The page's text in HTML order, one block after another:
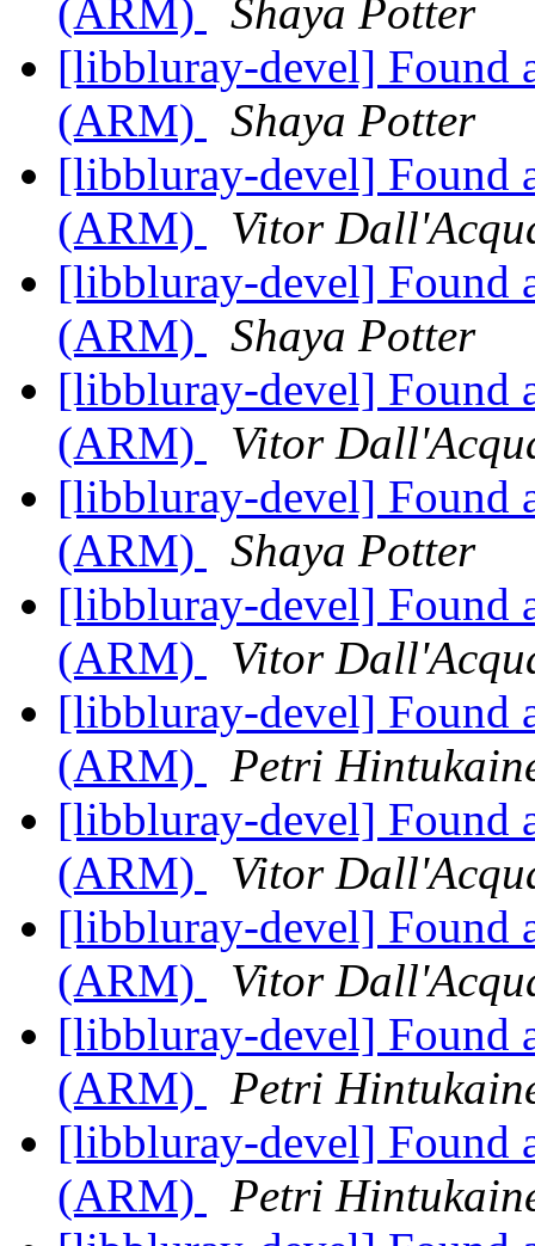
(ARM)
Shaya Potter
[libbluray-devel] Found
(ARM)
Shaya Potter
[libbluray-devel] Found
(ARM)
Vitor
[libbluray-devel] Found
(ARM)
Shaya Potter
[libbluray-devel] Found
(ARM)
Vitor
[libbluray-devel] Found
(ARM)
Shaya Potter
[libbluray-devel] Found
(ARM)
Vitor
[libbluray-devel] Found
(ARM)
Petri
[libbluray-devel] Found
(ARM)
Vitor
[libbluray-devel] Found
(ARM)
Vitor
[libbluray-devel] Found
(ARM)
Petri
[libbluray-devel] Found
(ARM)
Petri